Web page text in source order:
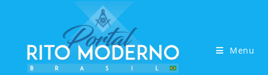
Menu